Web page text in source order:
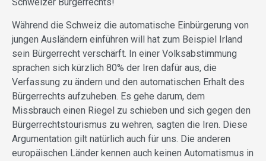
Während die Schweiz die automatische Einbürgerung von
jungen Ausländern einführen will hat zum Beispiel Irland
sein Bürgerrecht verschärft. In einer Volksabstimmung
sprachen sich kürzlich 80% der Iren dafür aus, die
Verfassung zu ändern und den automatischen Erhalt des
Bürgerrechts aufzuheben. Es gehe darum, dem
Missbrauch einen Riegel zu schieben und sich gegen den
Bürgerrechtstourismus zu wehren, sagten die Iren. Diese
Argumentation gilt natürlich auch für uns. Die anderen
europäischen Länder kennen auch keinen Automatismus in